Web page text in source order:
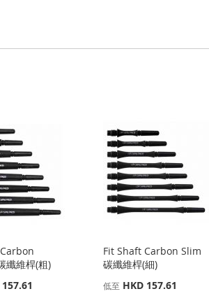
纖維桿(粗)
Fit Shaft Carbon Slim
碳纖維桿(細)
低至 HKD 157.61